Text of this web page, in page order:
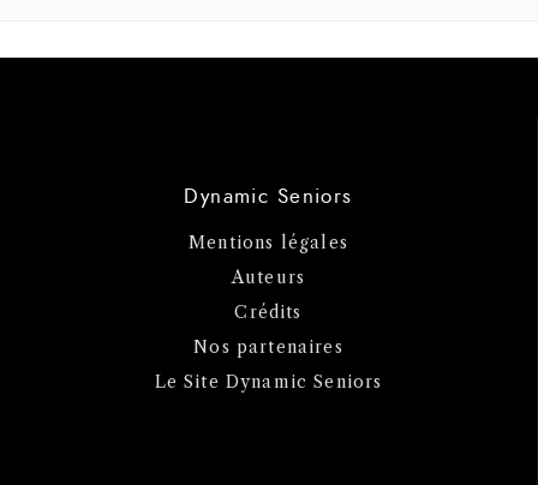
Dynamic Seniors
Mentions légales
Auteurs
Crédits
Nos partenaires
Le Site Dynamic Seniors